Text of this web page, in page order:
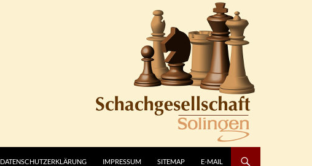
DATENSCHUTZERKLÄRUNG IMPRESSUM SITEMAP E-MAIL